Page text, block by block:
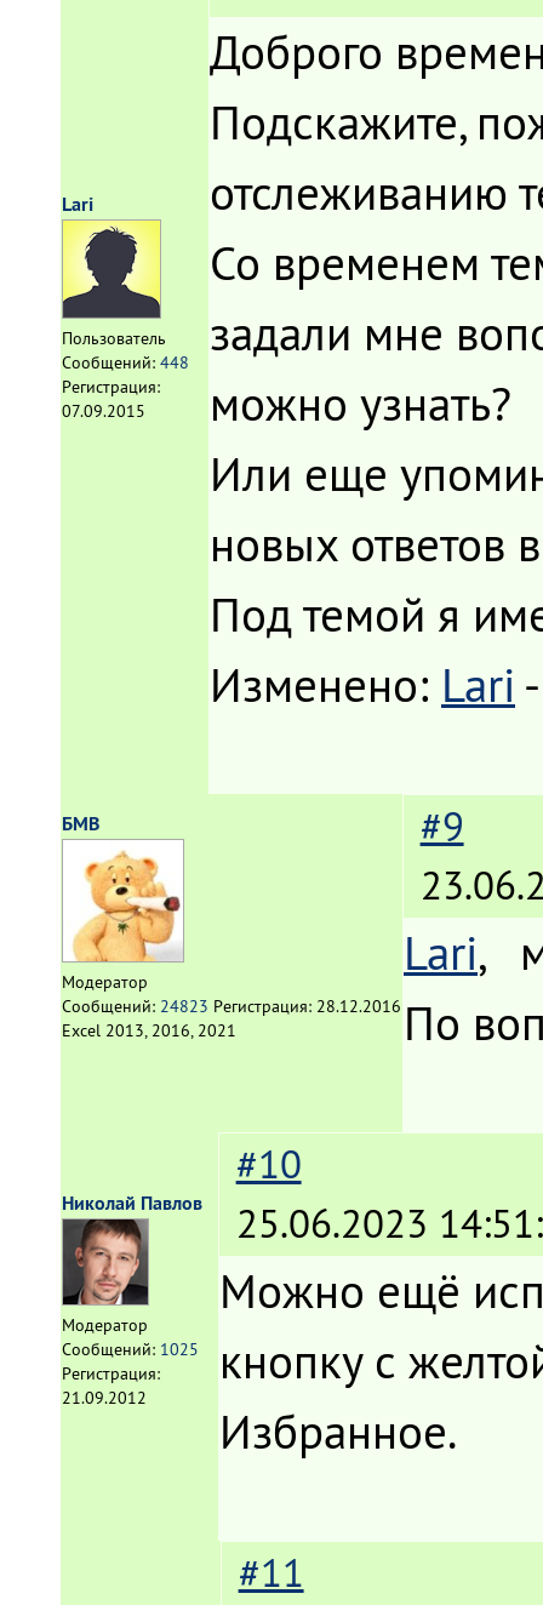
Lari
Пользователь
Сообщений: 448
Регистрация:
07.09.2015
Доброго
Подскажите,
отслеживанию
Со временем
задали мне
можно узнать?
Или еще
новых ответов
Под темой я
Изменено: Lari
БМВ
Модератор
Сообщений: 24823 Регистрация: 28.12.2016
Excel 2013, 2016, 2021
#9
Lari,
По
Николай Павлов
Модератор
Сообщений: 1025
Регистрация:
21.09.2012
#10
25.06.2023
Можно ещё
кнопку с
Избранное.
#11